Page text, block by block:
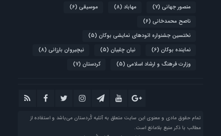
منصور جهانی (7) مهاباد (8) موسیقی (6)
ناصح محمدخانی (6)
نختسین جشنواره اتودهای نمایشی بوکان (5)
نماینده بوکان (6) نیان چلبیان (5) نیچیروان بارزانی (8)
وزارت فرهنگ و ارشاد اسلامی (5) کردستان (7)
تمام حقوق مادی و معنوی این سایت متعلق به آتلیه‌ کُردستان می‌باشد و استفاده از
مطالب با ذکر منبع بلامانع است.